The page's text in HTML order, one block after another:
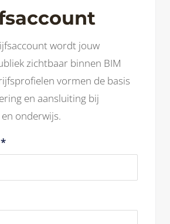
wordt jouw
zichtbaar binnen BIM
vormen de basis
en aansluiting bij
onderwijs.